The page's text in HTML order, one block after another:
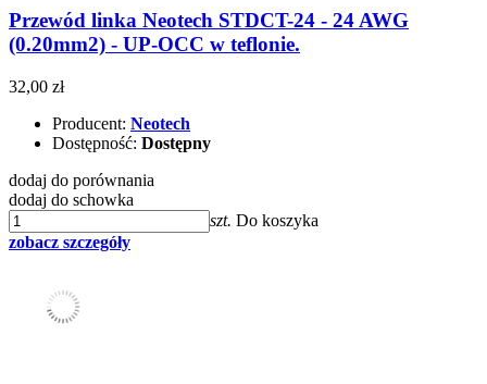
Przewód linka Neotech STDCT-24 - 24 AWG
(0.20mm2) - UP-OCC w teflonie.
32,00 zł
Producent: Neotech
Dostępność: Dostępny
dodaj do porównania
dodaj do schowka
szt. Do koszyka
zobacz szczegóły